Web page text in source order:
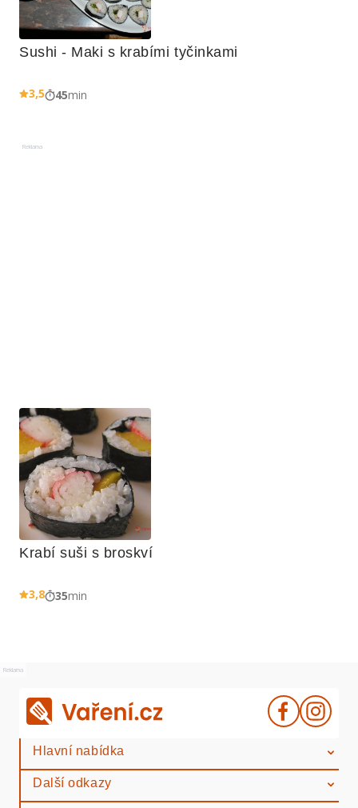
Sushi - Maki s krabími tyčinkami
3,5 45min
Reklama
Krabí suši s broskví
3,8 35min
Reklama
Hlavní nabídka
Další odkazy